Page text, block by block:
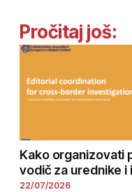
Pročitaj još:
Kako organizovati
vodič za urednike
22/07/2026